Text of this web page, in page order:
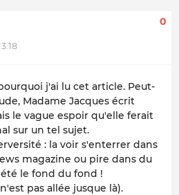
0
j'ai lu cet article. Peut-
Madame Jacques écrit
le vague espoir qu'elle ferait
sur un tel sujet.
: la voir s'enterrer dans
magazine ou pire dans du
le fond du fond !
pas allée jusque là).